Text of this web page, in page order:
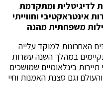
לדיגיטלית ומתקדמת
אינטראקטיבי וחווייתי
משפחתית מהנה
האחרונות למוקד עלייה
במהלך השנה עשרות
בינלאומיים שמושכים
וגם סצנת האמנות וחיי